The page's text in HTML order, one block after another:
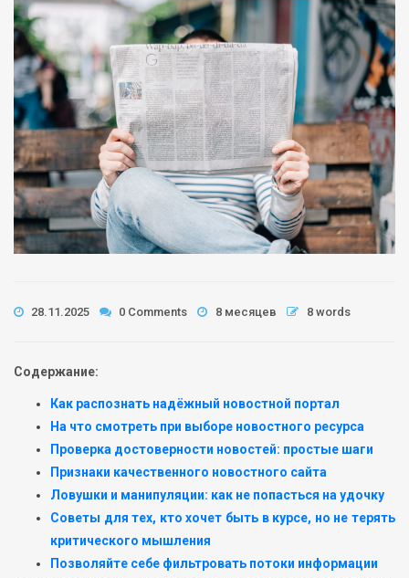
28.11.2025 0 Comments 8 месяцев 8 words
Содержание:
Как распознать надёжный новостной портал
На что смотреть при выборе новостного ресурса
Проверка достоверности новостей: простые шаги
Признаки качественного новостного сайта
Ловушки и манипуляции: как не попасться на удочку
Советы для тех, кто хочет быть в курсе, но не терять
критического мышления
Позволяйте себе фильтровать потоки информации